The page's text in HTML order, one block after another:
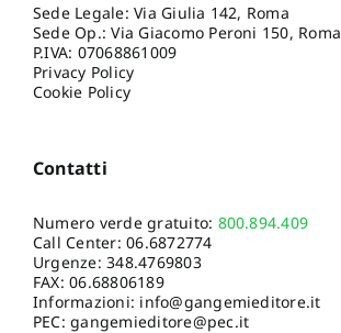
Sede Legale: Via Giulia 142, Roma
Sede Op.: Via Giacomo Peroni 150, Roma
P.IVA: 07068861009
Privacy Policy
Cookie Policy
Contatti
Numero verde gratuito: 800.894.409
Call Center:06.6872774
Urgenze:348.4769803
FAX: 06.68806189
Informazioni: info@gangemieditore.it
PEC: gangemieditore@pec.it